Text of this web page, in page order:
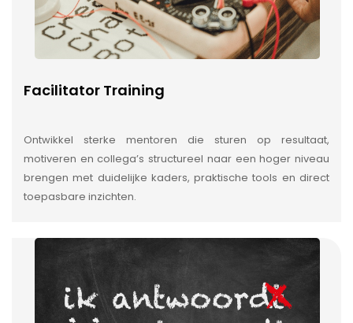
Facilitator Training
Ontwikkel sterke mentoren die sturen op resultaat,
motiveren en collega’s structureel naar een hoger niveau
brengen met duidelijke kaders, praktische tools en direct
toepasbare inzichten.